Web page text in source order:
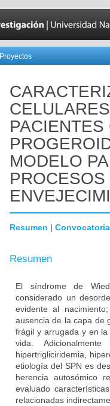
Proyectos
MODELO
Resumen | Convocatoria
Resumen
El síndrome de
considerado un
evidente al
ausencia de la capa de
frágil y arrugada y en
vida.
hipertrigliciridemia,
etiología del SPN es
herencia autosómico
evaluado
relacionadas